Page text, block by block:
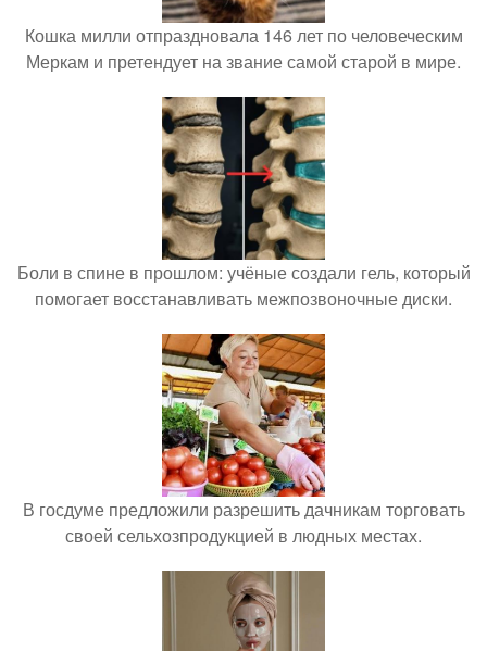
Кошка милли отпраздновала 146 лет по человеческим
Меркам и претендует на звание самой старой в мире.
Боли в спине в прошлом: учёные создали гель, который
помогает восстанавливать межпозвоночные диски.
В госдуме предложили разрешить дачникам торговать
своей сельхозпродукцией в людных местах.